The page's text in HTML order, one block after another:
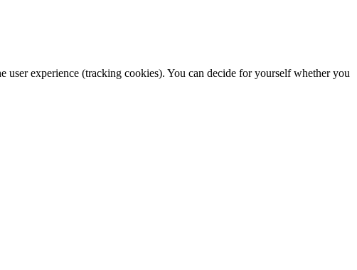
user experience (tracking cookies). You can decide for yourself whether you